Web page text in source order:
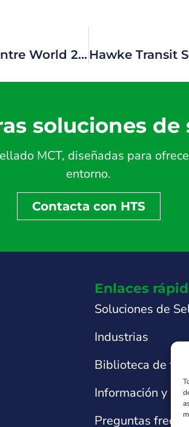
Presencia de HAWKE Transit System en Data Centre World 2024 en London
soluciones de
MCT, diseñadas para
entorno.
Contacta con HTS
Enlaces
Soluciones de
Industrias
Biblioteca de
Información y
Preguntas